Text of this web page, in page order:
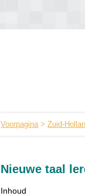
Voorpagina>Zuid-
Nieuwe taal
Inhoud